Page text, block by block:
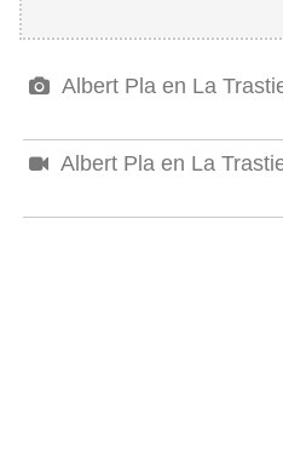
Albert Pla en La
Albert Pla en La